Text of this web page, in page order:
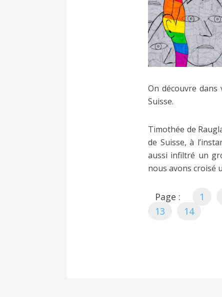
On découvre
Suisse.
Timothée de
de Suisse, à
aussi infiltré un
nous avons croisé
Page : 1
13
14